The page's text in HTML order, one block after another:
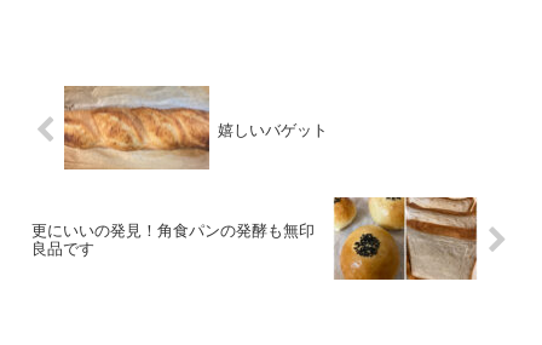
嬉しいバゲット
更にいいの発見！角食パンの発酵も無印
良品です